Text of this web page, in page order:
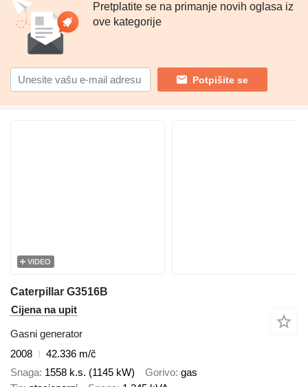
Pretplatite se na primanje novih oglasa iz
ove kategorije
Potpišite se
VIDEO
Caterpillar G3516B
Cijena na upit
Gasni generator
2008
42.336 m/č
Snaga 1558 k.s. (1145 kW) Gorivo gas